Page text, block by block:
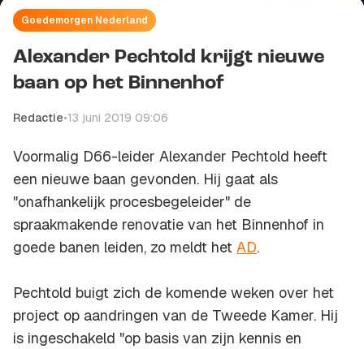
Goedemorgen Nederland
Alexander Pechtold krijgt nieuwe
baan op het Binnenhof
Redactie•13 juni 2019 09:06
Voormalig D66-leider Alexander Pechtold heeft
een nieuwe baan gevonden. Hij gaat als
"onafhankelijk procesbegeleider" de
spraakmakende renovatie van het Binnenhof in
goede banen leiden, zo meldt het AD.
Pechtold buigt zich de komende weken over het
project op aandringen van de Tweede Kamer. Hij
is ingeschakeld "op basis van zijn kennis en